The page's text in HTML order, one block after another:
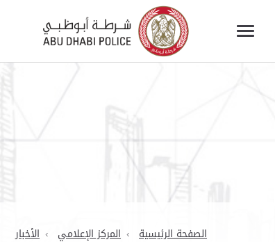
الصفحة الرئيسية المركز الإعلامي الأخبار